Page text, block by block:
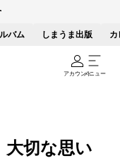
バム しまうま出版 カ
アカウントメニュー
大切な思い